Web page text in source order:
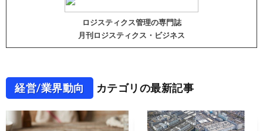
ロジスティクス管理の専門誌
月刊ロジスティクス・ビジネス
経営/業界動向 カテゴリの最新記事